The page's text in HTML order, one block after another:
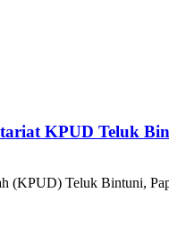
KPUD Teluk
Teluk Bintuni,